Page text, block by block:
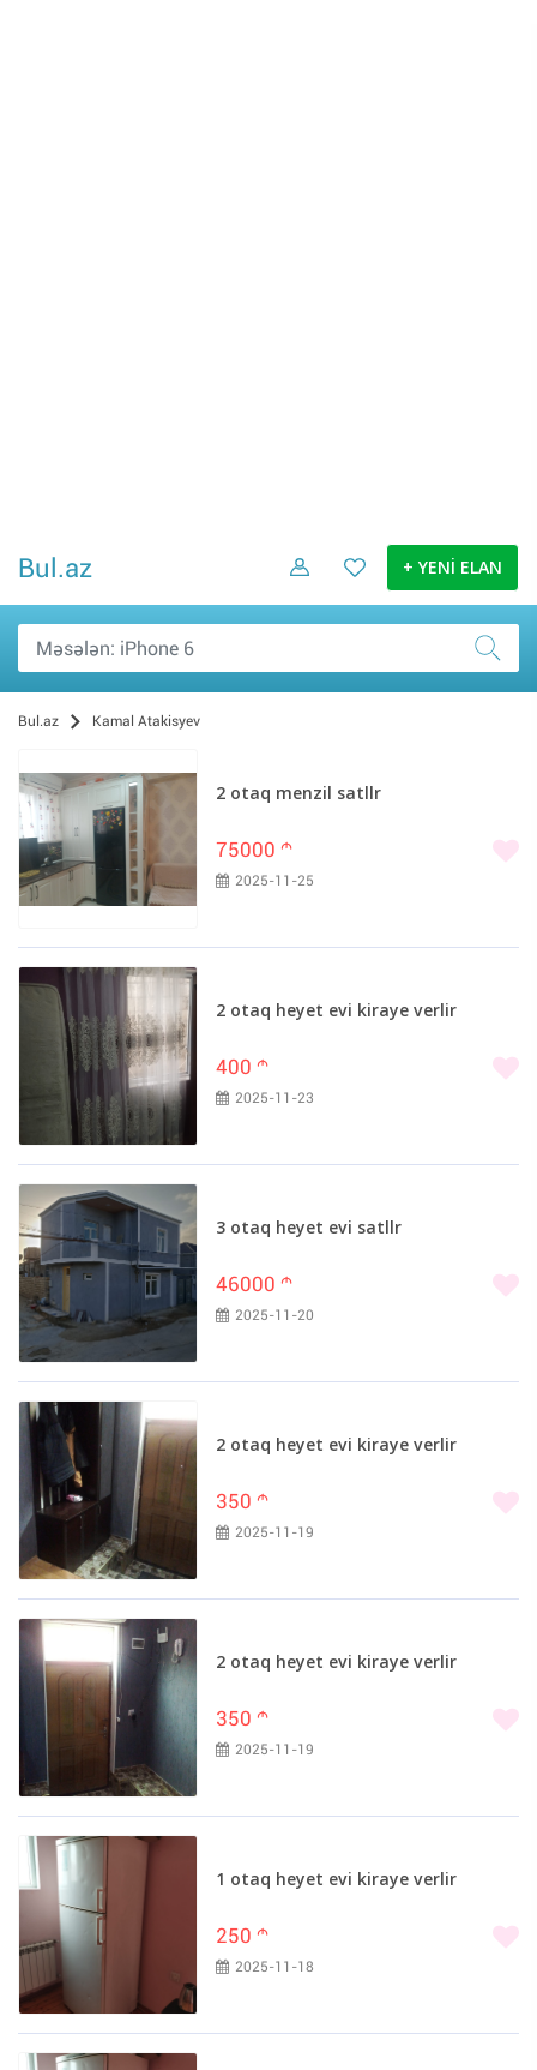
Bul.az + YENİ ELAN
Bul.az Kamal Atakisyev
2 otaq menzil satllr
75000 m
2025-11-25
2 otaq heyet evi kiraye verlir
400 m
2025-11-23
3 otaq heyet evi satllr
46000 m
2025-11-20
2 otaq heyet evi kiraye verlir
350 m
2025-11-19
2 otaq heyet evi kiraye verlir
350 m
2025-11-19
1 otaq heyet evi kiraye verlir
250 m
2025-11-18